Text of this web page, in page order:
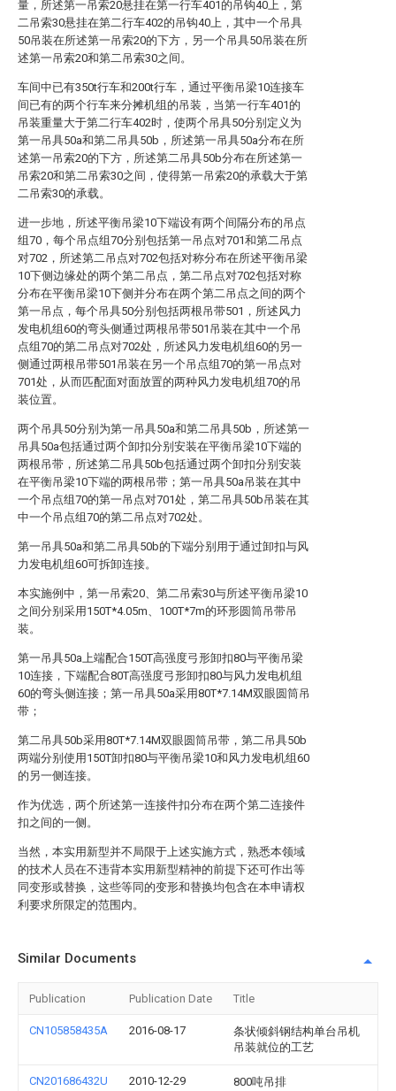
量，所述第一吊索20悬挂在第一行车401的吊钩40上，第
二吊索30悬挂在第二行车402的吊钩40上，其中一个吊具
50吊装在所述第一吊索20的下方，另一个吊具50吊装在所
述第一吊索20和第二吊索30之间。
车间中已有350t行车和200t行车，通过平衡吊梁10连接车
间已有的两个行车来分摊机组的吊装，当第一行车401的
吊装重量大于第二行车402时，使两个吊具50分别定义为
第一吊具50a和第二吊具50b，所述第一吊具50a分布在所
述第一吊索20的下方，所述第二吊具50b分布在所述第一
吊索20和第二吊索30之间，使得第一吊索20的承载大于第
二吊索30的承载。
进一步地，所述平衡吊梁10下端设有两个间隔分布的吊点
组70，每个吊点组70分别包括第一吊点对701和第二吊点
对702，所述第二吊点对702包括对称分布在所述平衡吊梁
10下侧边缘处的两个第二吊点，第二吊点对702包括对称
分布在平衡吊梁10下侧并分布在两个第二吊点之间的两个
第一吊点，每个吊具50分别包括两根吊带501，所述风力
发电机组60的弯头侧通过两根吊带501吊装在其中一个吊
点组70的第二吊点对702处，所述风力发电机组60的另一
侧通过两根吊带501吊装在另一个吊点组70的第一吊点对
701处，从而匹配面对面放置的两种风力发电机组70的吊
装位置。
两个吊具50分别为第一吊具50a和第二吊具50b，所述第一
吊具50a包括通过两个卸扣分别安装在平衡吊梁10下端的
两根吊带，所述第二吊具50b包括通过两个卸扣分别安装
在平衡吊梁10下端的两根吊带；第一吊具50a吊装在其中
一个吊点组70的第一吊点对701处，第二吊具50b吊装在其
中一个吊点组70的第二吊点对702处。
第一吊具50a和第二吊具50b的下端分别用于通过卸扣与风
力发电机组60可拆卸连接。
本实施例中，第一吊索20、第二吊索30与所述平衡吊梁10
之间分别采用150T*4.05m、100T*7m的环形圆筒吊带吊
装。
第一吊具50a上端配合150T高强度弓形卸扣80与平衡吊梁
10连接，下端配合80T高强度弓形卸扣80与风力发电机组
60的弯头侧连接；第一吊具50a采用80T*7.14M双眼圆筒吊
带；
第二吊具50b采用80T*7.14M双眼圆筒吊带，第二吊具50b
两端分别使用150T卸扣80与平衡吊梁10和风力发电机组60
的另一侧连接。
作为优选，两个所述第一连接件扣分布在两个第二连接件
扣之间的一侧。
当然，本实用新型并不局限于上述实施方式，熟悉本领域
的技术人员在不违背本实用新型精神的前提下还可作出等
同变形或替换，这些等同的变形和替换均包含在本申请权
利要求所限定的范围内。
Similar Documents
Publication Publication Date Title
CN105858435A 2016-08-17
条状倾斜钢结构单台吊机
吊装就位的工艺
CN201686432U 2010-12-29 800吨吊排